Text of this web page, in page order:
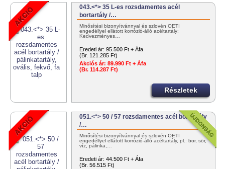
043.<*> 35 L-es rozsdamentes acél
bortartály /…
Minősítési bizonyítvánnyal és szlovén OÉTI
engedéllyel ellátott korrózió-álló acéltartály;
Kedvezményes…
Eredeti ár: 95.500 Ft + Áfa
(Br. 121.285 Ft)
Akciós ár: 89.990 Ft + Áfa
(Br. 114.287 Ft)
Részletek
051.<*> 50 / 57 rozsdamentes acél bortartály
/…
Minősítési bizonyítvánnyal és szlovén OÉTI
engedéllyel ellátott korrózió-álló acéltartály, pl.: bor, sör,
víz, pálinka,…
Eredeti ár: 44.500 Ft + Áfa
(Br. 56.515 Ft)